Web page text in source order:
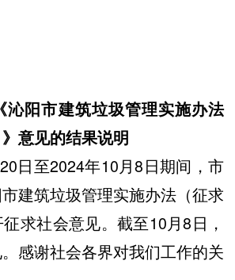
沁阳市建筑垃圾管理实施办法
》意见的结果说明
至2024年10月8日期间，市
建筑垃圾管理实施办法（征求
求社会意见。截至10月8日，
感谢社会各界对我们工作的关